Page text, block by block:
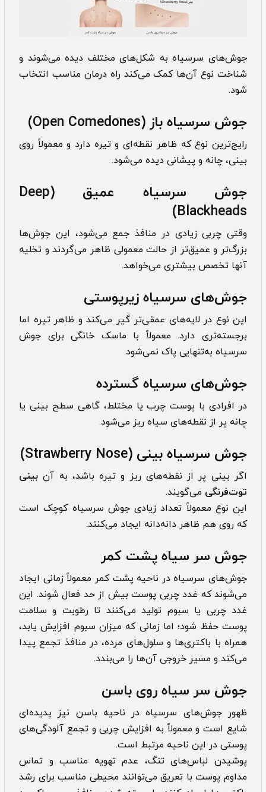
جوش‌های سرسیاه به شکل‌های مختلف دیده می‌شوند و
شناخت نوع آن‌ها کمک می‌کند راه درمان مناسب انتخاب
شود.
جوش سرسیاه باز (Open Comedones)
رایج‌ترین نوع که ظاهر نقطه‌ای و تیره دارد و معمولاً روی
بینی، چانه و پیشانی دیده می‌شود.
جوش سرسیاه عمیق (Deep
Blackheads)
وقتی چربی زیادی در منافذ جمع می‌شود، این جوش‌ها
بزرگ‌تر و عمیق‌تر از حالت معمولی ظاهر می‌گردند و تخلیه
آنها تخصص بیشتری می‌خواهد.
جوش‌های سرسیاه زیرپوستی
این نوع در لایه‌های عمقی‌تر گیر می‌کند و ظاهر تیره اما
برجسته‌تری دارد. معمولاً با ماسک خانگی برای جوش
سرسیاه به‌تنهایی پاک نمی‌شود.
جوش‌های سرسیاه گسترده
در افرادی با پوست چرب یا مختلط، گاهی سطح بینی یا
چانه پر از نقطه‌های سیاه ریز می‌شود.
جوش سرسیاه بینی (Strawberry Nose)
اگر بینی پر از نقطه‌های ریز و تیره باشد، به آن بینی
توت‌فرنگی می‌گویند.
این نوع معمولاً تعداد زیادی جوش سرسیاه کوچک است
که روی هم ظاهر دانه‌دانه ایجاد می‌کنند.
جوش سر سیاه پشت کمر
جوش‌های سرسیاه در ناحیه پشت کمر معمولاً زمانی ایجاد
می‌شوند که غدد چربی پوست بیش از حد فعال شوند. این
غدد چربی یا سبوم تولید می‌کنند تا رطوبت و سلامت
پوست حفظ شود؛ اما زمانی که میزان سبوم افزایش یابد،
همراه با باکتری‌ها و سلول‌های مرده، در منافذ تجمع پیدا
می‌کند و مسیر خروجی آن‌ها را می‌بندد.
جوش سر سیاه روی باسن
ظهور جوش‌های سرسیاه در ناحیه باسن نیز پدیده‌ای
شایع است و معمولاً به افزایش چربی و تجمع آلودگی‌های
پوستی در این ناحیه مرتبط است.
پوشیدن لباس‌های تنگ، عدم تهویه مناسب و تماس
مداوم پوست با تعریق می‌توانند محیطی مناسب برای رشد